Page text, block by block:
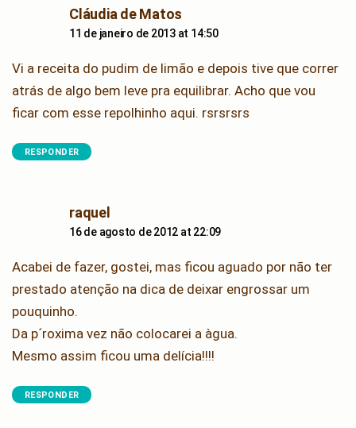
Cláudia de Matos
11 de janeiro de 2013 at 14:50
Vi a receita do pudim de limão e depois tive que correr
atrás de algo bem leve pra equilibrar. Acho que vou
ficar com esse repolhinho aqui. rsrsrsrs
RESPONDER
raquelsays:
16 de agosto de 2012 at 22:09
Acabei de fazer, gostei, mas ficou aguado por não ter
prestado atenção na dica de deixar engrossar um
pouquinho.
Da p´roxima vez não colocarei a àgua.
Mesmo assim ficou uma delícia!!!!
RESPONDER